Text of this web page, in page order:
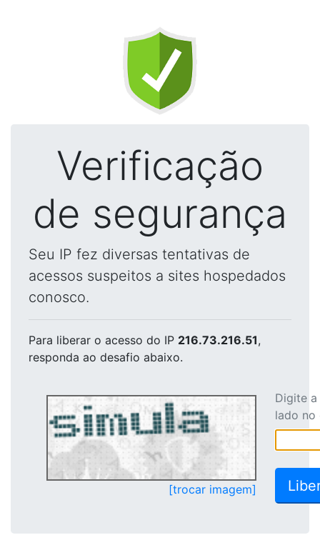
Verificação
de segurança
Seu IP fez diversas tentativas de
acessos suspeitos a sites hospedados
conosco.
Para liberar o acesso do IP 216.73.216.51,
responda ao desafio abaixo.
[trocar imagem]
Digite
lado no